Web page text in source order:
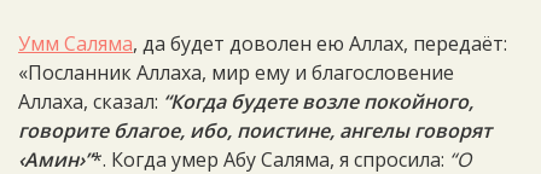
Умм Саляма, да будет доволен ею Аллах, передаёт:
«Посланник Аллаха, мир ему и благословение
Аллаха, сказал: “Когда будете возле покойного,
говорите благое, ибо, поистине, ангелы говорят
‹Амин›”*. Когда умер Абу Саляма, я спросила: “О